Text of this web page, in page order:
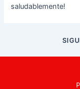
saludablemente!